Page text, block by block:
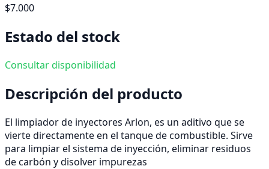
$7.000
Estado del stock
Consultar disponibilidad
Descripción del producto
El limpiador de inyectores Arlon, es un aditivo que se
vierte directamente en el tanque de combustible. Sirve
para limpiar el sistema de inyección, eliminar residuos
de carbón y disolver impurezas